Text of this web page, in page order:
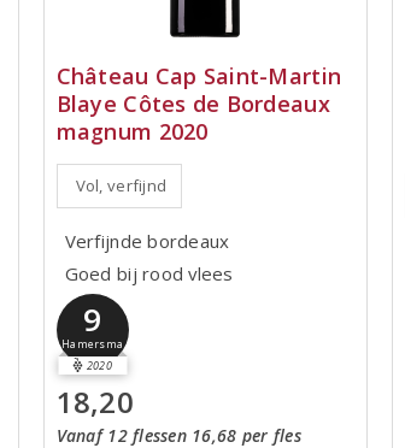
Château Cap Saint-Martin
Blaye Côtes de Bordeaux
magnum 2020
Vol, verfijnd
Verfijnde bordeaux
Goed bij rood vlees
9
Hamersma
2020
18,20
Vanaf 12 flessen 16,68 per fles